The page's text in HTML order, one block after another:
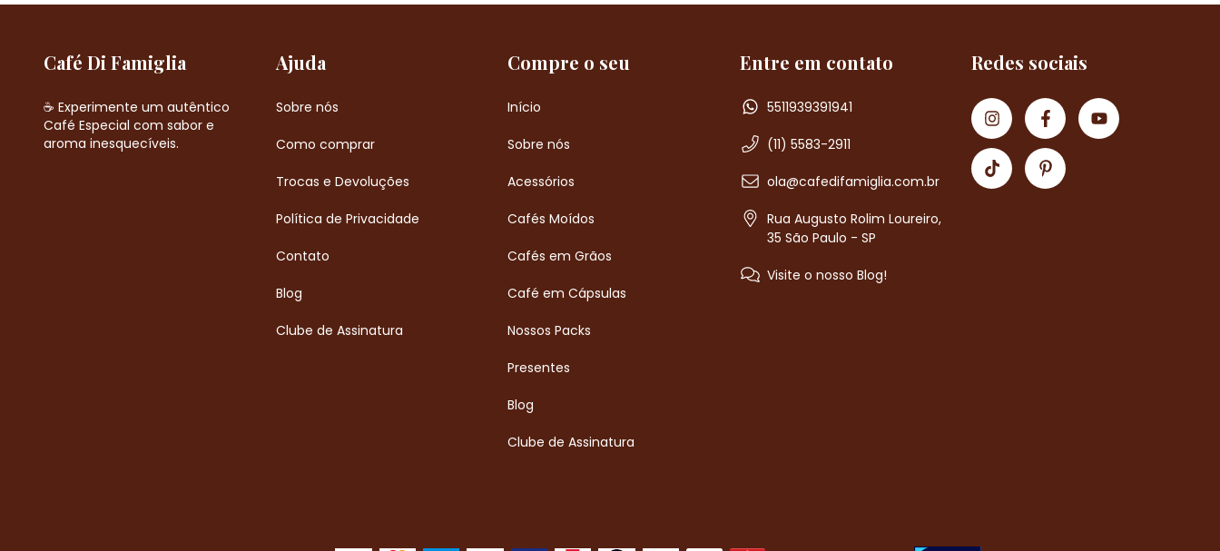
Café Di Famiglia
☕ Experimente um autêntico
Café Especial com sabor e
aroma inesquecíveis.
Ajuda
Sobre nós
Como comprar
Trocas e Devoluções
Política de Privacidade
Contato
Blog
Clube de Assinatura
Compre o seu
Início
Sobre nós
Acessórios
Cafés Moídos
Cafés em Grãos
Café em Cápsulas
Nossos Packs
Presentes
Blog
Clube de Assinatura
Entre em contato
5511939391941
(11) 5583-2911
ola@cafedifamiglia.com.br
Rua Augusto Rolim Loureiro,
35 São Paulo - SP
Visite o nosso Blog!
Redes sociais